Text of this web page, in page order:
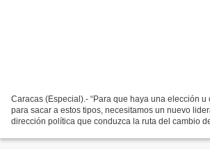
Caracas (Especial).- “Para que haya una elección u
para sacar a estos tipos, necesitamos un nuevo
dirección política que conduzca la ruta del cambio